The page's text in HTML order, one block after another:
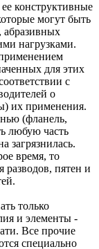
конструктивные
могут быть
абразивных
нагрузками.
для этих
с
о
их применения.
(фланель,
любую часть
загрязнилась.
время, то
разводов, пятен и
только
и элементы -
Все прочие
специально